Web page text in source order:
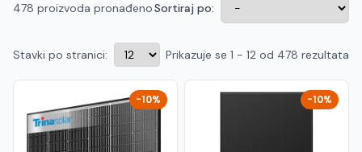
Hrvatski EN
Crnogorski
MK Македонски
478 proizvoda pronađenoSortiraj po:
Stavki po stranici: Prikazuje se 1 - 12 od 478 rezultata
-10% -10%